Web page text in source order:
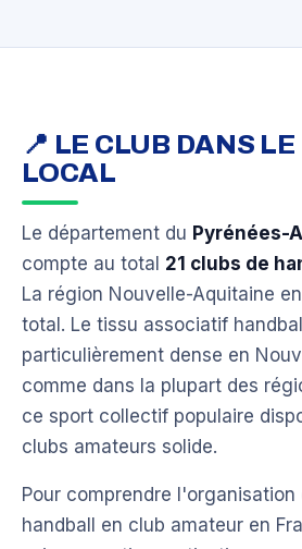
📍 LE CLUB DANS
LOCAL
Le département du Pyrénées-
compte au total 21 clubs de
La région Nouvelle-Aquitaine
total. Le tissu associatif
particulièrement dense en
comme dans la plupart des
ce sport collectif populaire
clubs amateurs solide.
Pour comprendre
handball en club amateur en